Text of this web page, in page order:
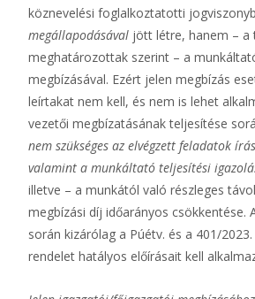
köznevelési foglalkoztatotti
megállapodásával jött létre, hanem – a
meghatározottak szerint – a
megbízásával. Ezért jelen megbízás
leírtakat nem kell, és nem is lehet
vezetői megbízatásának teljesítése
nem szükséges az elvégzett feladatok
valamint a munkáltató teljesítési
illetve – a munkától való részleges
megbízási díj időarányos csökkentése.
során kizárólag a Púétv. és a 401/2023.
rendelet hatályos előírásait kell